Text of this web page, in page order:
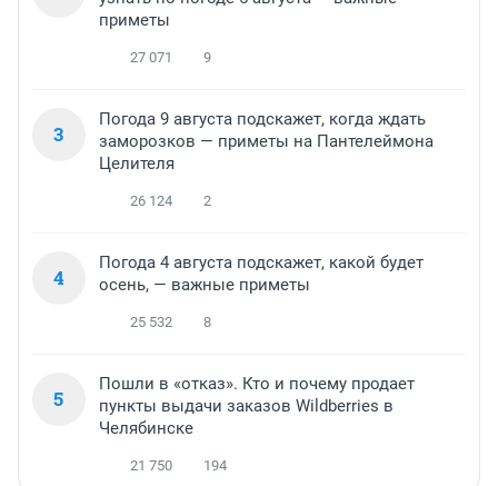
приметы
27 071 9
3
Погода 9 августа подскажет, когда ждать
заморозков — приметы на Пантелеймона
Целителя
26 124 2
4
Погода 4 августа подскажет, какой будет
осень, — важные приметы
25 532 8
5
Пошли в «отказ». Кто и почему продает
пункты выдачи заказов Wildberries в
Челябинске
21 750 194